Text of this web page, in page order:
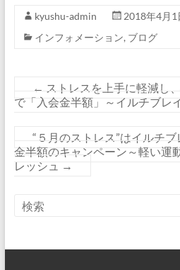
kyushu-admin
2018年4月1
インフォメーション, ブログ
← ストレスを上手に軽減し
で「入会金半額」～イルチブレ
“５月のストレス”はイルチ
金半額のキャンペーン～軽い運
レッシュ →